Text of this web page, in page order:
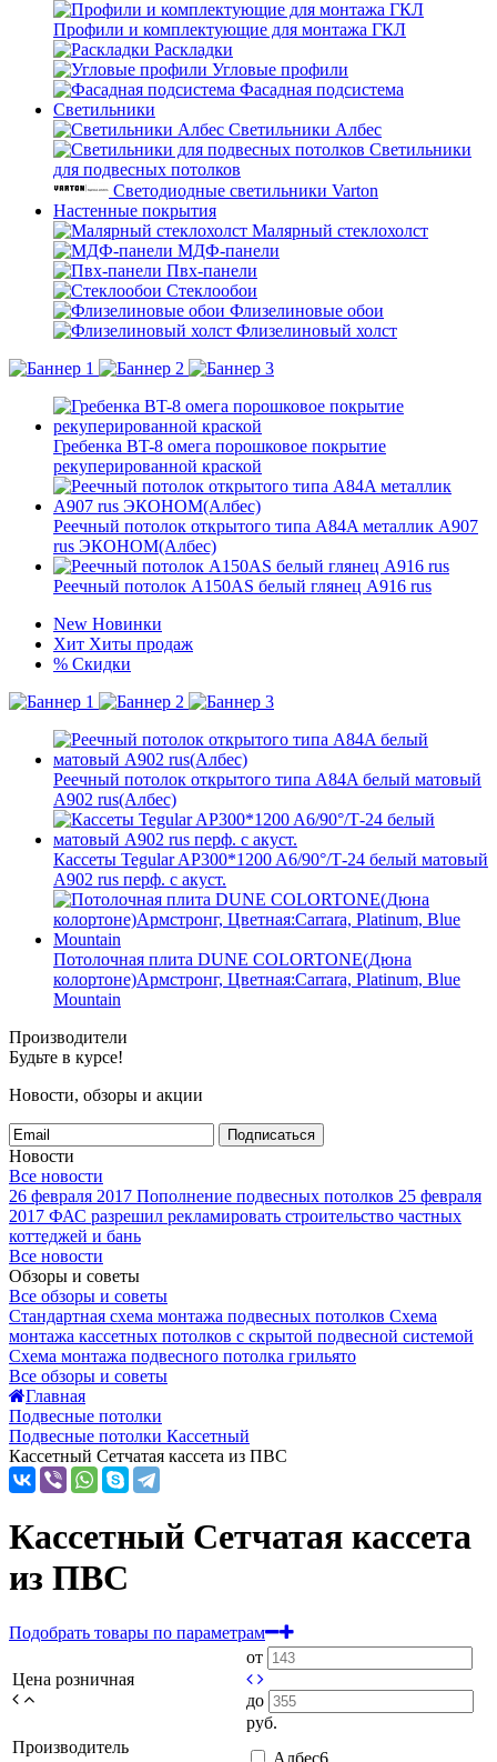
Профили и комплектующие для монтажа ГКЛ
Раскладки
Угловые профили
Фасадная подсистема
Светильники
Светильники Албес
Светильники
для подвесных потолков
Светодиодные светильники Varton
Настенные покрытия
Малярный стеклохолст
МДФ-панели
Пвх-панели
Стеклообои
Флизелиновые обои
Флизелиновый холст
Гребенка BT-8 омега порошковое покрытие
рекуперированной краской
Реечный потолок открытого типа A84A металлик А907
rus ЭКОНОМ(Албес)
Реечный потолок A150AS белый глянец A916 rus
New Новинки
Хит Хиты продаж
% Скидки
Реечный потолок открытого типа A84A белый матовый
A902 rus(Албес)
Кассеты Tegular AP300*1200 A6/90°/Т-24 белый матовый
А902 rus перф. с акуст.
Потолочная плита DUNE COLORTONE(Дюна
колортоне)Армстронг, Цветная:Carrara, Platinum, Blue
Mountain
Производители
Будьте в курсе!
Новости, обзоры и акции
Подписаться
Новости
Все новости
26 февраля 2017 Пополнение подвесных потолков 25 февраля
2017 ФАС разрешил рекламировать строительство частных
коттеджей и бань
Все новости
Обзоры и советы
Все обзоры и советы
Стандартная схема монтажа подвесных потолков Схема
монтажа кассетных потолков с скрытой подвесной системой
Схема монтажа подвесного потолка грильято
Все обзоры и советы
Главная
Подвесные потолки
Подвесные потолки Кассетный
Кассетный Сетчатая кассета из ПВС
Кассетный Сетчатая кассета
из ПВС
Подобрать товары по параметрам
Цена розничная
от
до
руб.
Производитель
Албес6